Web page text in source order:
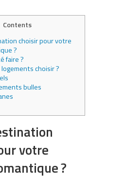
Contents
choisir pour votre
?
faire ?
choisir ?
bulles
votre
?